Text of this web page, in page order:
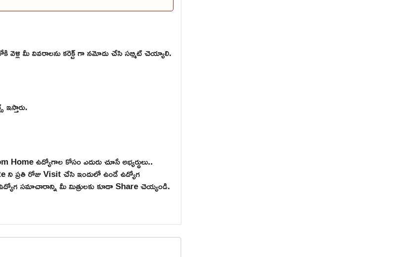
వెళ్లి మీ వివరాలను కరెక్ట్ గా నమోదు చేసి సబ్మిట్ చెయ్యాలి.
ఉద్యోగాల కోసం ఎదురు చూసే అభ్యర్థులు..
ప్రతి రోజు Visit చేసి ఇందులో ఉండే ఉద్యోగ
సమాచారాన్ని మీ మిత్రులకు కూడా Share చెయ్యండి.